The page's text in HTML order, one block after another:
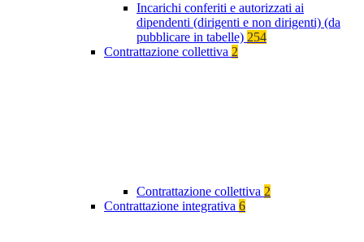
Incarichi conferiti e autorizzati ai
dipendenti (dirigenti e non dirigenti) (da
pubblicare in tabelle) 254
Contrattazione collettiva 2
Contrattazione collettiva 2
Contrattazione integrativa 6